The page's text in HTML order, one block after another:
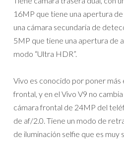
16MP que tiene una apertura
una cámara secundaria de
5MP que tiene una apertura de
modo “Ultra HDR”.
Vivo es conocido por poner más
frontal, y en el Vivo V9 no
cámara frontal de 24MP del
de af/2.0. Tiene un modo de
de iluminación selfie que es muy